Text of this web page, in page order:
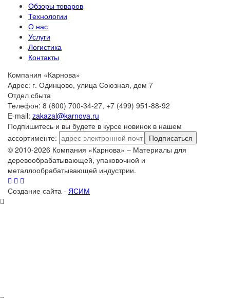
Обзоры товаров
Технологии
О нас
Услуги
Логистика
Контакты
Компания «Карнова»
Адрес: г. Одинцово, улица Союзная, дом 7
Отдел сбыта
Телефон: 8 (800) 700-34-27, +7 (499) 951-88-92
E-mail: zakazal@karnova.ru
Подпишитесь и вы будете в курсе новинок в нашем
ассортименте:
Подписаться
© 2010-2026 Компания «Карнова» – Материалы для
деревообрабатывающей, упаковочной и
металлообрабатывающей индустрии.
Создание сайта - ЯСИМ